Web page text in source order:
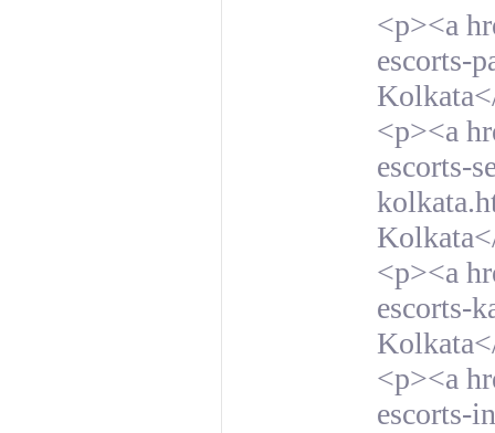
<p><a
escorts-
<p><a
escorts-
<p><a
escorts-
<p><a
escorts-